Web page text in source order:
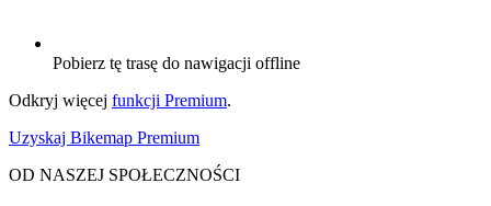
Pobierz tę trasę do nawigacji offline
Odkryj więcej funkcji Premium.
Uzyskaj Bikemap Premium
OD NASZEJ SPOŁECZNOŚCI